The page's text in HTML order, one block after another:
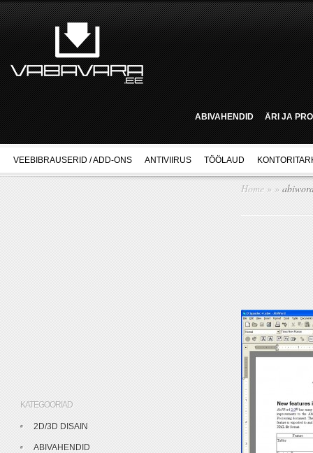
ABIVAHENDID ÄRI JA
VEEBIBRAUSERID / ADD-ONS ANTIVIIRUS TÖÖLAUD
Home » »
KATEGOORIAD
2D/3D DISAIN
ABIVAHENDID